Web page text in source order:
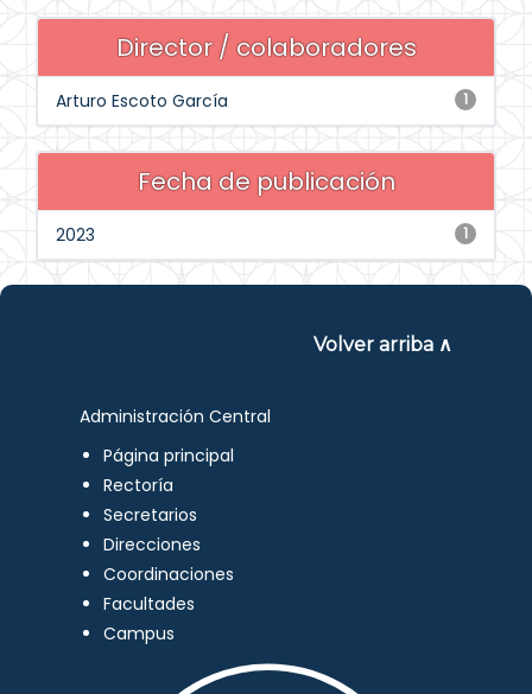
Director / colaboradores
1
Arturo Escoto García
Fecha de publicación
1
2023
Volver arriba ∧
Administración Central
Página principal
Rectoría
Secretarios
Direcciones
Coordinaciones
Facultades
Campus